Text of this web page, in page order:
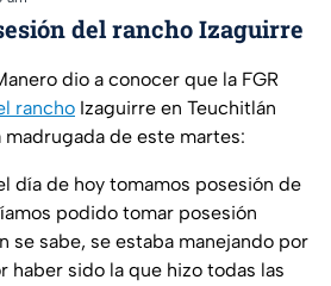
del rancho Izaguirre
dio a conocer que la FGR
rancho Izaguirre en Teuchitlán
madrugada de este martes:
día de hoy tomamos posesión de
podido tomar posesión
se sabe, se estaba manejando por
haber sido la que hizo todas las